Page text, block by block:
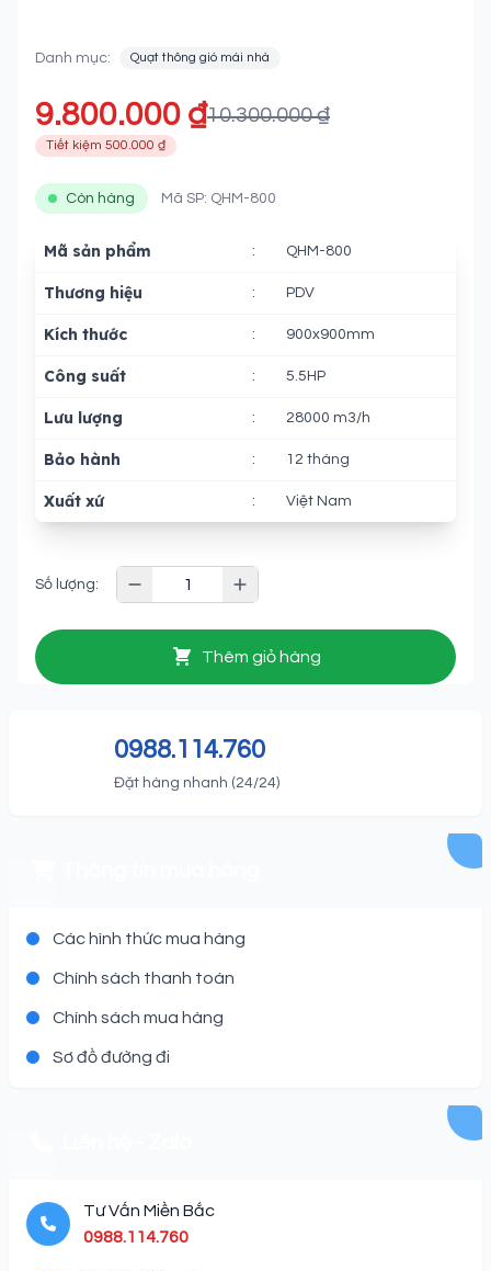
Danh mục: Quạt thông gió mái nhà
9.800.000 ₫10.300.000 ₫
Tiết kiệm 500.000 ₫
Còn hàng Mã SP: QHM-800
Mã sản phẩm : QHM-800
Thương hiệu : PDV
Kích thước : 900x900mm
Công suất : 5.5HP
Lưu lượng : 28000 m3/h
Bảo hành : 12 tháng
Xuất xứ : Việt Nam
Số lượng:
Thêm giỏ hàng
0988.114.760
Đặt hàng nhanh (24/24)
Các hình thức mua hàng
Chính sách thanh toán
Chính sách mua hàng
Sơ đồ đường đi
Tư Vấn Miền Bắc
0988.114.760